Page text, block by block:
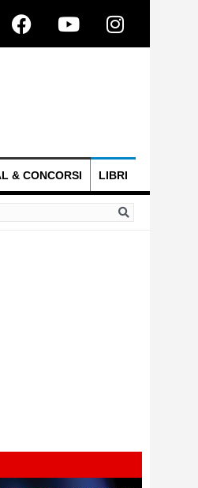
& CONCORSI LIBRI